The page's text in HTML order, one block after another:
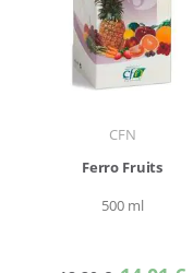
CFN
Ferro Fruits
500 ml